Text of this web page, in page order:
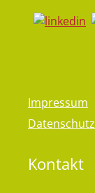
Impressum
Datenschutz
Kontakt